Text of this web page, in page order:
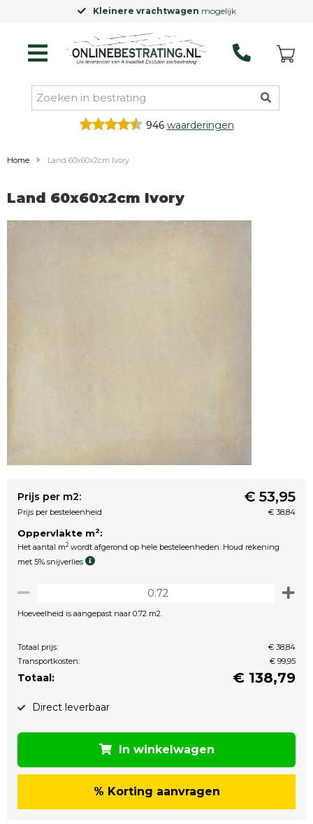
Kleinere vrachtwagen mogelijk
946 waarderingen
Home Land 60x60x2cm Ivory
Land 60x60x2cm Ivory
Prijs per m2: € 53,95
Prijs per besteleenheid € 38,84
Oppervlakte m2:
Het aantal m2 wordt afgerond op hele besteleenheden. Houd rekening
met 5% snijverlies
Hoeveelheid is aangepast naar 0.72 m2.
Totaal prijs:
€ 38,84
Transportkosten:
€ 99,95
Totaal: € 138,79
Direct leverbaar
In winkelwagen
% Korting aanvragen